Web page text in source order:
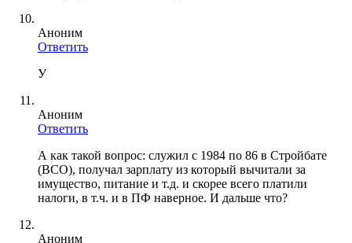
Аноним
Ответить
У
Аноним
Ответить
А как такой вопрос: служил с 1984 по 86 в Стройбате
(ВСО), получал зарплату из который вычитали за
имущество, питание и т.д. и скорее всего платили
налоги, в т.ч. и в ПФ наверное. И дальше что?
Аноним